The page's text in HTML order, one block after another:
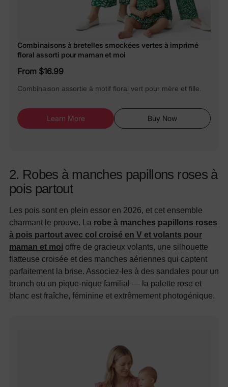
Combinaisons à bretelles smockées vertes à imprimé
floral assorti pour maman et moi
From $16.99
Combinaison assortie à motif floral vert pour mère et fille.
Learn More Buy Now
2. Robes à manches papillons roses à
pois partout
Les pois sont en plein essor en 2026, et cet ensemble
charmant le prouve. La robe à manches papillons roses
à pois partout avec col croisé en V et volants pour
maman et moi offre de gracieux volants, une silhouette
flatteuse croisée et des manches aériennes qui captent
parfaitement la brise. Associez-les à des sandales pour un
brunch ou un pique-nique familial — la palette rose et
blanc est fraîche, féminine et extrêmement photogénique.